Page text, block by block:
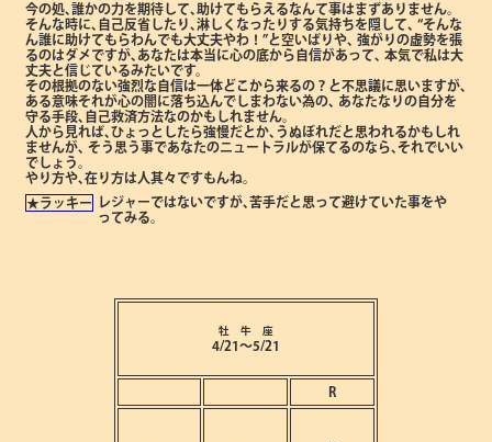
今の処､誰かの力を期待して､助けてもらえるなんて事はまずありません。
そんな時に､自己反省したり､淋しくなったりする気持ちを隠して､ “そんな
ん誰に助けてもらわんでも大丈夫やわ！”と空いばりや､ 強がりの虚勢を張
るのはダメですが､あなたは本当に心の底から自信があって､ 本気で私は大
丈夫と信じているみたいです。
その根拠のない強烈な自信は一体どこから来るの？と不思議に思いますが､
ある意味それが心の闇に落ち込んでしまわない為の､
あなたなりの自分を
守る手段､自己救済方法なのかもしれません。
人から見れば､ひょっとしたら強慢だとか､うぬぼれだと思われるかもしれ
ませんが､ そう思う事であなたのニュートラルが保てるのなら､それでいい
でしょう。
やり方や､在り方は人其々ですもんね。
★ラッキー
レジャーではないですが､苦手だと思って避けていた事をや
ってみる。
牡 牛 座
4/21～5/21
R